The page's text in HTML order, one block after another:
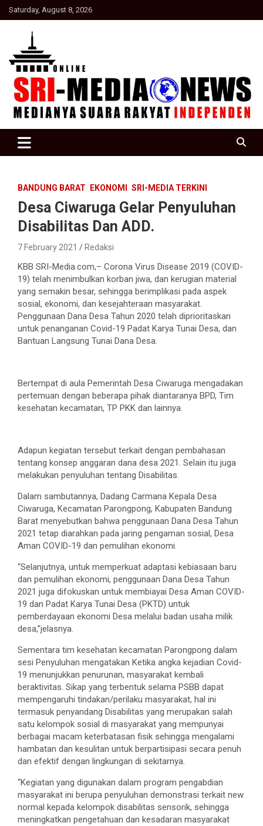
Skip
to
Saturday, August 8, 2026
SRI Media news
BANDUNG BARAT EKONOMI SRI-MEDIA TERKINI
Desa Ciwaruga Gelar Penyuluhan
Disabilitas Dan ADD.
7 February 2021 Redaksi
KBB SRI-Media.com,– Corona Virus Disease 2019 (COVID-
19) telah menimbulkan korban jiwa, dan kerugian material
yang semakin besar, sehingga berimplikasi pada aspek
sosial, ekonomi, dan kesejahteraan masyarakat.
Penggunaan Dana Desa Tahun 2020 telah diprioritaskan
untuk penanganan Covid-19 Padat Karya Tunai Desa, dan
Bantuan Langsung Tunai Dana Desa.
Bertempat di aula Pemerintah Desa Ciwaruga mengadakan
pertemuan dengan beberapa pihak diantaranya BPD, Tim
kesehatan kecamatan, TP PKK dan lainnya.
Adapun kegiatan tersebut terkait dengan pembahasan
tentang konsep anggaran dana desa 2021. Selain itu juga
melakukan penyuluhan tentang Disabilitas.
Dalam sambutannya, Dadang Carmana Kepala Desa
Ciwaruga, Kecamatan Parongpong, Kabupaten Bandung
Barat menyebutkan bahwa penggunaan Dana Desa Tahun
2021 tetap diarahkan pada jaring pengaman sosial, Desa
Aman COVID-19 dan pemulihan ekonomi.
“Selanjutnya, untuk memperkuat adaptasi kebiasaan baru
dan pemulihan ekonomi, penggunaan Dana Desa Tahun
2021 juga difokuskan untuk membiayai Desa Aman COVID-
19 dan Padat Karya Tunai Desa (PKTD) untuk
pemberdayaan ekonomi Desa melalui badan usaha milik
desa,”jelasnya.
Sementara tim kesehatan kecamatan Parongpong dalam
sesi Penyuluhan mengatakan Ketika angka kejadian Covid-
19 menunjukkan penurunan, masyarakat kembali
beraktivitas. Sikap yang terbentuk selama PSBB dapat
mempengaruhi tindakan/perilaku masyarakat, hal ini
termasuk penyandang Disabilitas yang merupakan salah
satu kelompok sosial di masyarakat yang mempunyai
berbagai macam keterbatasan fisik sehingga mengalami
hambatan dan kesulitan untuk berpartisipasi secara penuh
dan efektif dengan lingkungan di sekitarnya.
“Kegiatan yang digunakan dalam program pengabdian
masyarakat ini berupa penyuluhan demonstrasi terkait new
normal kepada kelompok disabilitas sensorik, sehingga
meningkatkan pengetahuan dan kesadaran masyarakat